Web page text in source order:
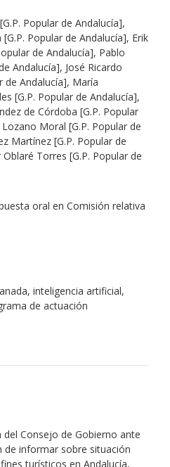
Popular de Andalucía],
Popular de Andalucía], Erik
de Andalucía], Pablo
Andalucía], José Ricardo
de Andalucía], María
[G.P. Popular de Andalucía],
de Córdoba [G.P. Popular
Moral [G.P. Popular de
Martínez [G.P. Popular de
Torres [G.P. Popular de
oral en Comisión relativa
inteligencia artificial,
de actuación
Consejo de Gobierno ante
de informar sobre situación
turísticos en Andalucía,